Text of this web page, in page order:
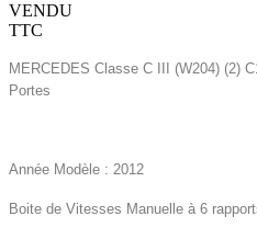
VENDU
TTC
MERCEDES Classe C III (W204) (2)
Portes
Année Modèle : 2012
Boite de Vitesses Manuelle à 6